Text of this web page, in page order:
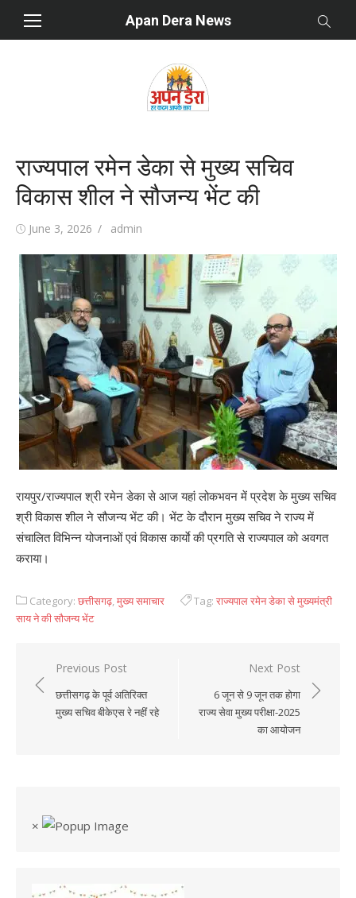
Apan Dera News
राज्यपाल रमेन डेका से मुख्य सचिव
विकास शील ने सौजन्य भेंट की
Posted
June 3, 2026 Author
admin
रायपुर/राज्यपाल श्री रमेन डेका से आज यहां लोकभवन में प्रदेश के मुख्य सचिव
श्री विकास शील ने सौजन्य भेंट की। भेंट के दौरान मुख्य सचिव ने राज्य में
संचालित विभिन्न योजनाओं एवं विकास कार्याे की प्रगति से राज्यपाल को अवगत
कराया।
Category: छत्तीसगढ़,मुख्य समाचार Tag: राज्यपाल रमेन डेका से मुख्यमंत्री
साय ने की सौजन्य भेंट
Post
navigation
Previous Post
छत्तीसगढ़ के पूर्व अतिरिक्त
मुख्य सचिव बीकेएस रे नहीं रहे
Next Post
6 जून से 9 जून तक होगा
राज्य सेवा मुख्य परीक्षा-2025
का आयोजन
×